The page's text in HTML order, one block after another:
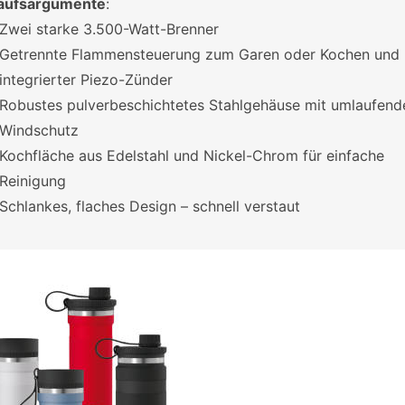
Zwei starke 3.500-Watt-Brenner
Getrennte Flammensteuerung zum Garen oder Kochen und
integrierter Piezo-Zünder
Robustes pulverbeschichtetes Stahlgehäuse mit
Windschutz
Kochfläche aus Edelstahl und Nickel-Chrom für einfache
Reinigung
Schlankes, flaches Design – schnell verstaut